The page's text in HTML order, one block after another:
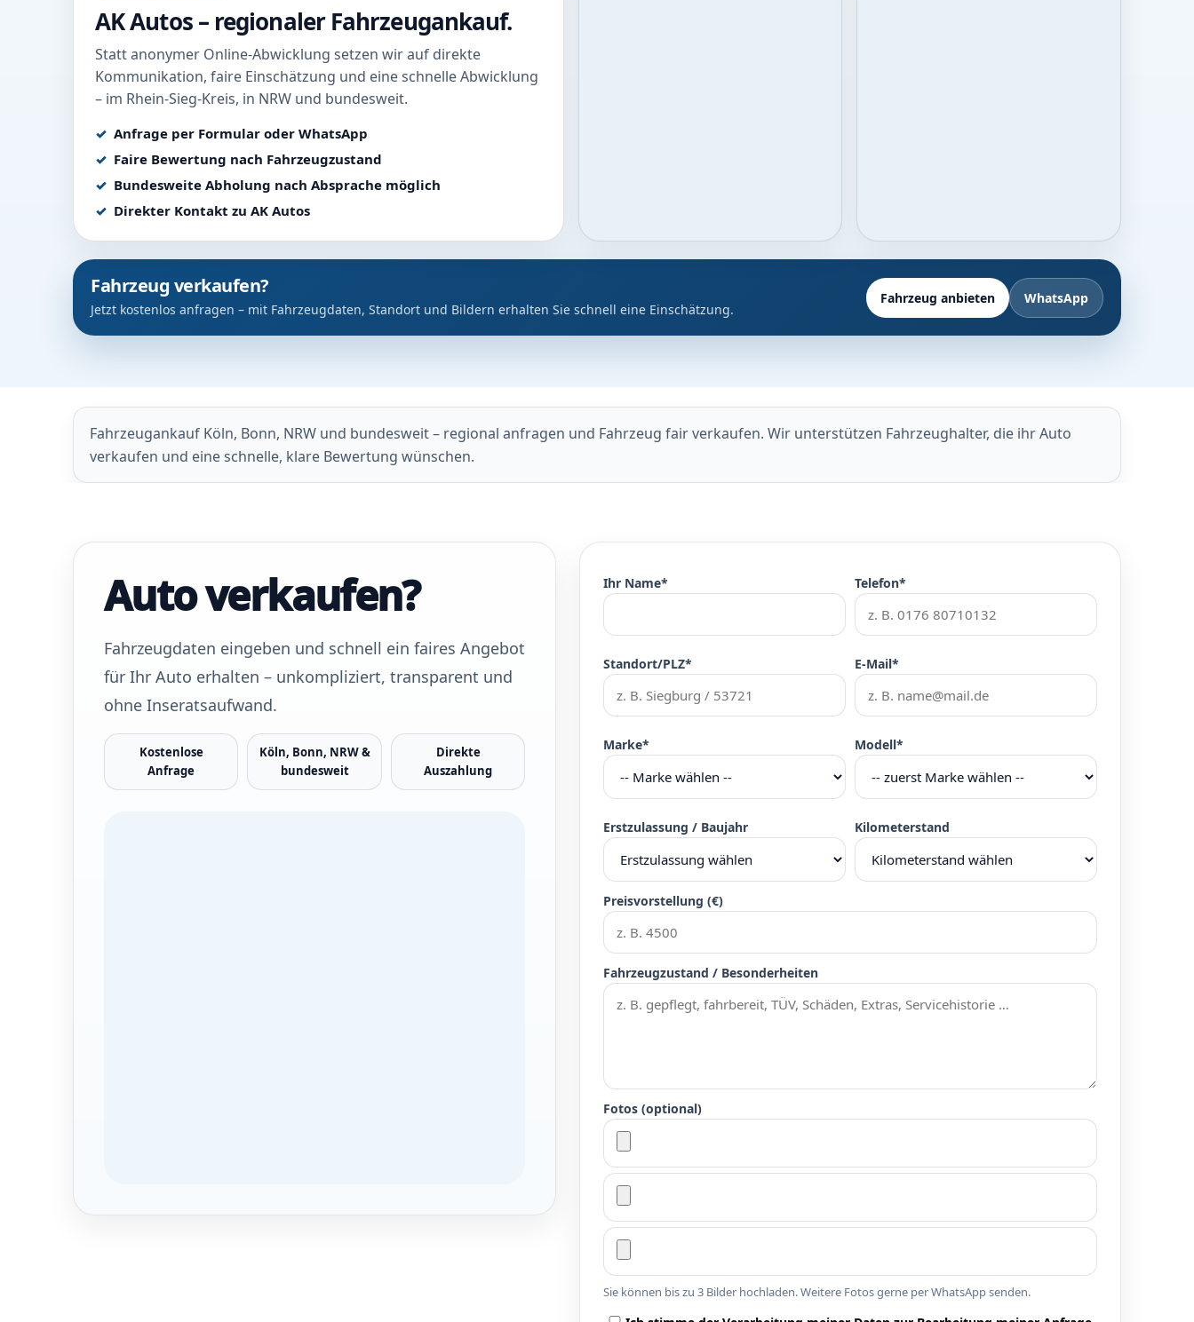
AK Autos – regionaler Fahrzeugankauf.
Statt anonymer Online-Abwicklung setzen wir auf direkte
Kommunikation, faire Einschätzung und eine schnelle Abwicklung
– im Rhein-Sieg-Kreis, in NRW und bundesweit.
Anfrage per Formular oder WhatsApp
Faire Bewertung nach Fahrzeugzustand
Bundesweite Abholung nach Absprache möglich
Direkter Kontakt zu AK Autos
Fahrzeug verkaufen?
Jetzt kostenlos anfragen – mit Fahrzeugdaten, Standort und Bildern erhalten Sie schnell eine Einschätzung.
Fahrzeug anbieten WhatsApp
Fahrzeugankauf Köln, Bonn, NRW und bundesweit – regional anfragen und Fahrzeug fair verkaufen. Wir unterstützen Fahrzeughalter, die ihr Auto
verkaufen und eine schnelle, klare Bewertung wünschen.
Auto verkaufen?
Fahrzeugdaten eingeben und schnell ein faires Angebot
für Ihr Auto erhalten – unkompliziert, transparent und
ohne Inseratsaufwand.
Kostenlose
Anfrage
Köln, Bonn, NRW &
bundesweit
Direkte
Auszahlung
Ihr Name* Telefon*
Standort/PLZ* E-Mail*
Marke* Modell*
Erstzulassung / Baujahr Kilometerstand
Preisvorstellung (€)
Fahrzeugzustand / Besonderheiten
Fotos (optional)
Sie können bis zu 3 Bilder hochladen. Weitere Fotos gerne per WhatsApp senden.